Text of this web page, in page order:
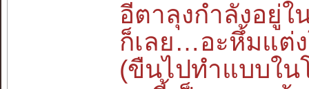
อีตาลุงกำลังอยู่
ก็เลย…อะหึ้มแต่
(ขืนไปทำแบบใน